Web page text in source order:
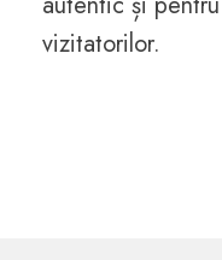
vizitatorilor.